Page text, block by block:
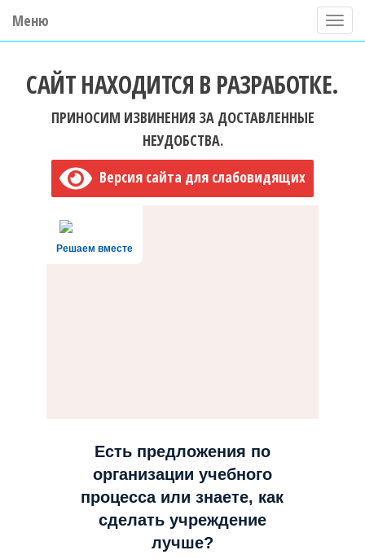
Меню
П
о
а
ГБУ ДО "Центр "Ладога"
САЙТ НАХОДИТСЯ В РАЗРАБОТКЕ.
ПРИНОСИМ ИЗВИНЕНИЯ ЗА ДОСТАВЛЕННЫЕ
НЕУДОБСТВА.
Версия сайта для слабовидящих
Решаем вместе
Есть предложения по
организации учебного
процесса или знаете, как
сделать учреждение
лучше?